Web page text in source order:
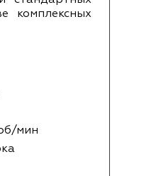
комплексных
мин